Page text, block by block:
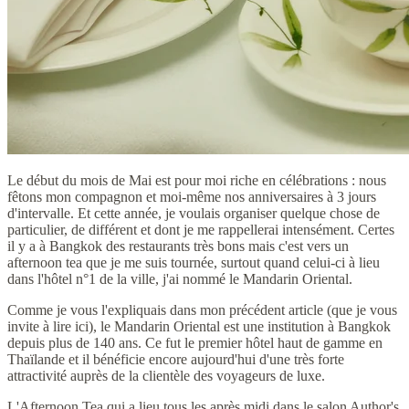
Le début du mois de Mai est pour moi riche en célébrations : nous
fêtons mon compagnon et moi-même nos anniversaires à 3 jours
d'intervalle. Et cette année, je voulais organiser quelque chose de
particulier, de différent et dont je me rappellerai intensément. Certes
il y a à Bangkok des restaurants très bons mais c'est vers un
afternoon tea que je me suis tournée, surtout quand celui-ci à lieu
dans l'hôtel n°1 de la ville, j'ai nommé le Mandarin Oriental.
Comme je vous l'expliquais dans mon précédent article (que je vous
invite à lire ici), le Mandarin Oriental est une institution à Bangkok
depuis plus de 140 ans. Ce fut le premier hôtel haut de gamme en
Thaïlande et il bénéficie encore aujourd'hui d'une très forte
attractivité auprès de la clientèle des voyageurs de luxe.